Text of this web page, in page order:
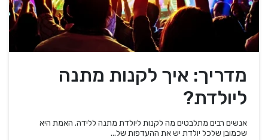
מדריך: איך לקנות מתנה
ליולדת?
אנשים רבים מתלבטים מה לקנות ליולדת מתנה ללידה. האמת היא
שכמובן שלכל יולדת יש את ההעדפות של...